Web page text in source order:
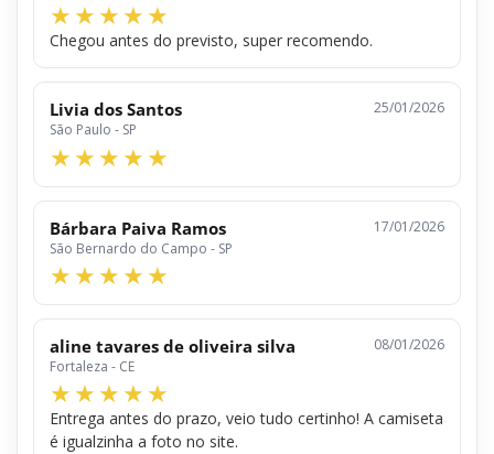
Chegou antes do previsto, super recomendo.
Livia dos Santos
São Paulo - SP
25/01/2026
Bárbara Paiva Ramos
São Bernardo do Campo - SP
17/01/2026
aline tavares de oliveira silva
Fortaleza - CE
08/01/2026
Entrega antes do prazo, veio tudo certinho! A camiseta
é igualzinha a foto no site.